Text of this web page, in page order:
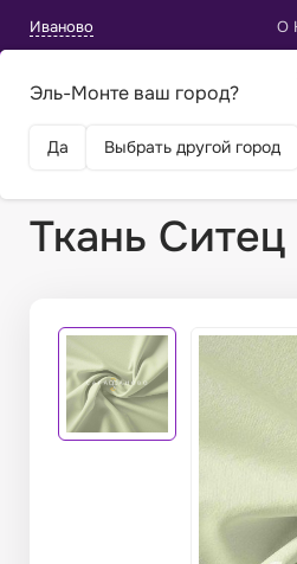
Иваново
Эль-Монте ваш город?
Да Выбрать другой город
О
Ткань